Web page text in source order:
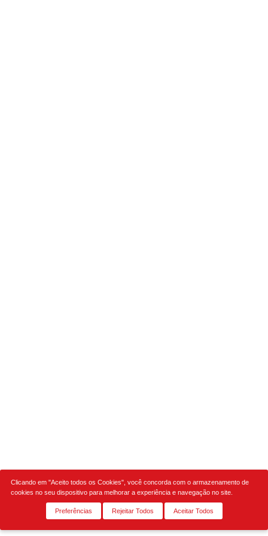
Clicando em "Aceito todos os Cookies", você concorda com o armazenamento de
cookies no seu dispositivo para melhorar a experiência e navegação no site.
Preferências Rejeitar Todos Aceitar Todos